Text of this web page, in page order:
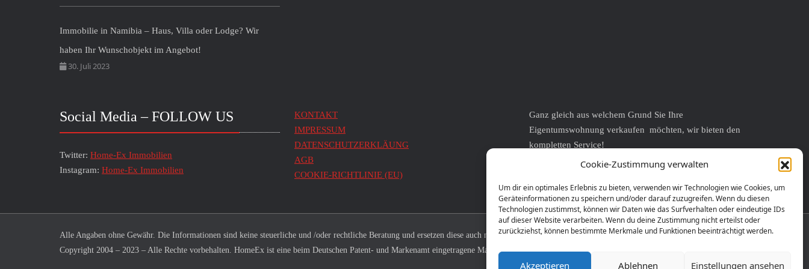
Cookie-Zustimmung verwalten
Um dir ein optimales Erlebnis zu bieten, verwenden wir Technologien wie Cookies, um
Geräteinformationen zu speichern und/oder darauf zuzugreifen. Wenn du diesen
Technologien zustimmst, können wir Daten wie das Surfverhalten oder eindeutige IDs
auf dieser Website verarbeiten. Wenn du deine Zustimmung nicht erteilst oder
zurückziehst, können bestimmte Merkmale und Funktionen beeinträchtigt werden.
Akzeptieren Ablehnen Einstellungen ansehen
Immobilie in Namibia – Haus, Villa oder Lodge? Wir
haben Ihr Wunschobjekt im Angebot!
30. Juli 2023
Social Media – FOLLOW US
Twitter: Home-Ex Immobilien
Instagram: Home-Ex Immobilien
KONTAKT
IMPRESSUM
DATENSCHUTZERKLÄUNG
AGB
COOKIE-RICHTLINIE (EU)
Ganz gleich aus welchem Grund Sie Ihre
Eigentumswohnung verkaufen möchten, wir bieten den
kompletten Service!
Wir verkaufen auch Ihr Einfamilienhaus – zum Wechsel in
Alle Angaben ohne Gewähr. Die Informationen sind keine steuerliche und /oder rechtliche Beratung und ersetzen diese auch nicht.
Copyright 2004 – 2023 – Alle Rechte vorbehalten. HomeEx ist eine beim Deutschen Patent- und Markenamt eingetragene Marke.
Home-Ex vermittelt zielorientiert und erfolgreich
Eigentumswohnungen.
Engagiert kümmern wir uns um die Interessen von